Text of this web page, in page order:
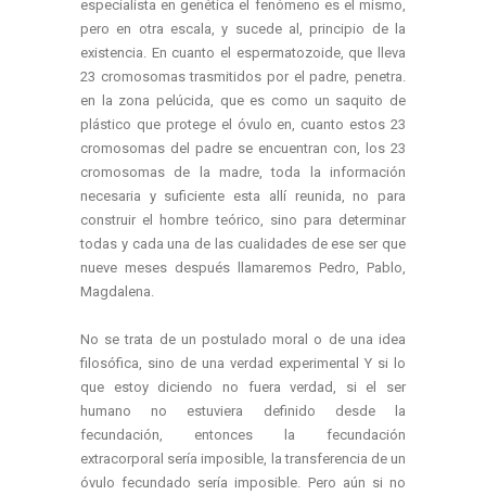
especialista en genética el fenómeno es el mismo,
pero en otra escala, y sucede al, principio de la
existencia. En cuanto el espermatozoide, que lleva
23 cromosomas trasmitidos por el padre, penetra.
en la zona pelúcida, que es como un saquito de
plástico que protege el óvulo en, cuanto estos 23
cromosomas del padre se encuentran con, los 23
cromosomas de la madre, toda la información
necesaria y suficiente esta allí reunida, no para
construir el hombre teórico, sino para determinar
todas y cada una de las cualidades de ese ser que
nueve meses después llamaremos Pedro, Pablo,
Magdalena.
No se trata de un postulado moral o de una idea
filosófica, sino de una verdad experimental Y si lo
que estoy diciendo no fuera verdad, si el ser
humano no estuviera definido desde la
fecundación, entonces la fecundación
extracorporal sería imposible, la transferencia de un
óvulo fecundado sería imposible. Pero aún si no